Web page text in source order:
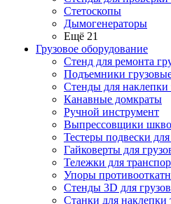
Стетоскопы
Дымогенераторы
Ещё 21
Грузовое оборудование
Стенд для ремонта
Подъемники
Стенды для
Канавные домкраты
Ручной инструмент
Выпрессовщики
Тестеры подвески
Гайковерты для
Тележки для
Упоры
Стенды 3D для
Станки для наклепки